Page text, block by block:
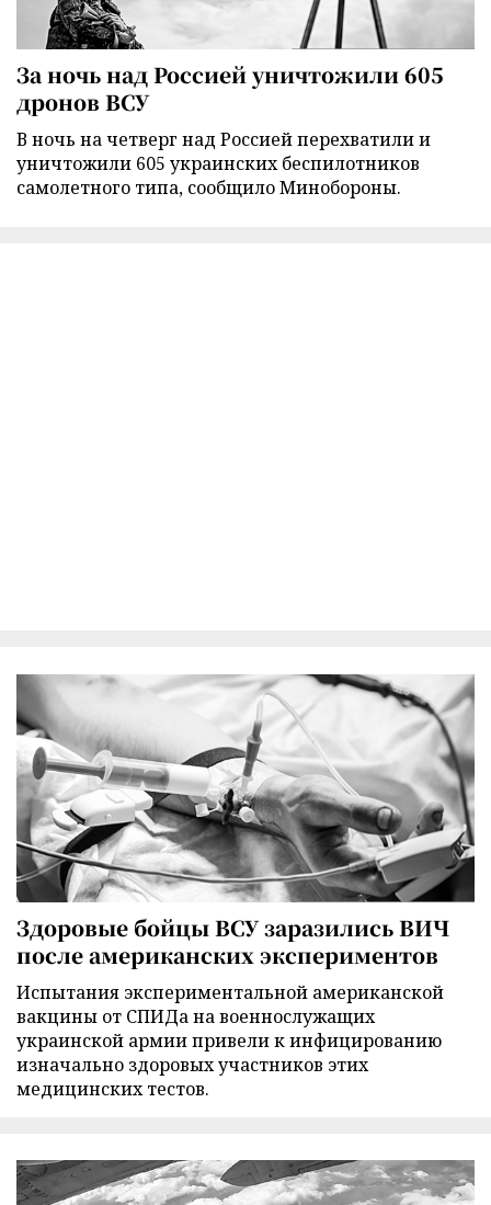
За ночь над Россией уничтожили 605
дронов ВСУ
В ночь на четверг над Россией перехватили и
уничтожили 605 украинских беспилотников
самолетного типа, сообщило Минобороны.
Здоровые бойцы ВСУ заразились ВИЧ
после американских экспериментов
Испытания экспериментальной американской
вакцины от СПИДа на военнослужащих
украинской армии привели к инфицированию
изначально здоровых участников этих
медицинских тестов.